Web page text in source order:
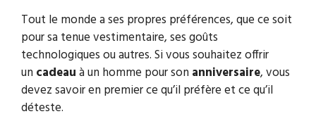
Tout le monde a ses propres préférences, que ce soit
pour sa tenue vestimentaire, ses goûts
technologiques ou autres. Si vous souhaitez offrir
un cadeauà un homme pour son anniversaire, vous
devez savoir en premier ce qu’il préfère et ce qu’il
déteste.